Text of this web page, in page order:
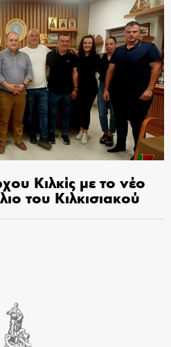
Κιλκίς με το νέο
του Κιλκισιακού